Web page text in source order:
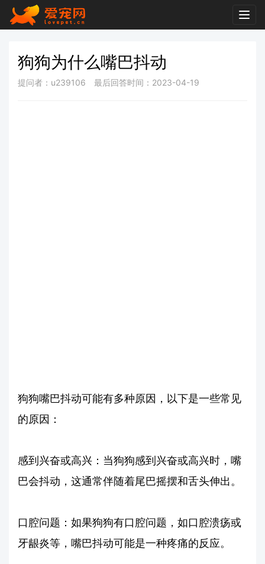
狗狗为什么嘴巴抖动
提问者：u239106 最后回答时间：2023-04-19
狗狗嘴巴抖动可能有多种原因，以下是一些常见
的原因：
感到兴奋或高兴：当狗狗感到兴奋或高兴时，嘴
巴会抖动，这通常伴随着尾巴摇摆和舌头伸出。
口腔问题：如果狗狗有口腔问题，如口腔溃疡或
牙龈炎等，嘴巴抖动可能是一种疼痛的反应。